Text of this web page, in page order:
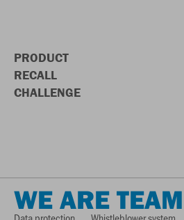
PRODUCT
RECALL
CHALLENGE
WE ARE TEAM